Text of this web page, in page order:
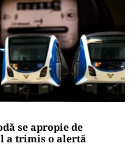
se apropie de
a trimis o alertă